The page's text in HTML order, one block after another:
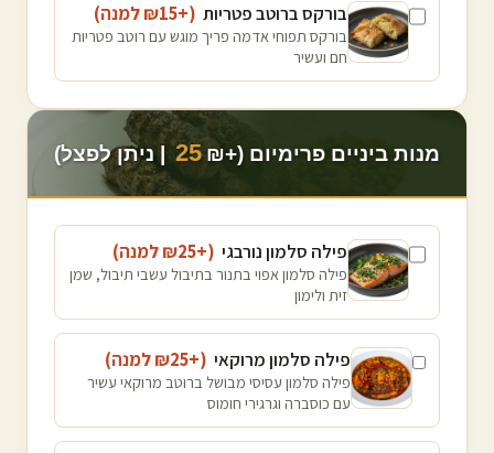
בורקס ברוטב פטריות (+₪
15 למנה)
בורקס תפוחי אדמה פריך מוגש עם רוטב פטריות
חם ועשיר
מנות ביניים פרימיום (+₪ 25 | ניתן לפצל)
פילה סלמון נורבגי (+₪
25 למנה)
פילה סלמון אפוי בתנור בתיבול עשבי תיבול, שמן
זית ולימון
פילה סלמון מרוקאי (+₪
25 למנה)
פילה סלמון עסיסי מבושל ברוטב מרוקאי עשיר
עם כוסברה וגרגירי חומוס